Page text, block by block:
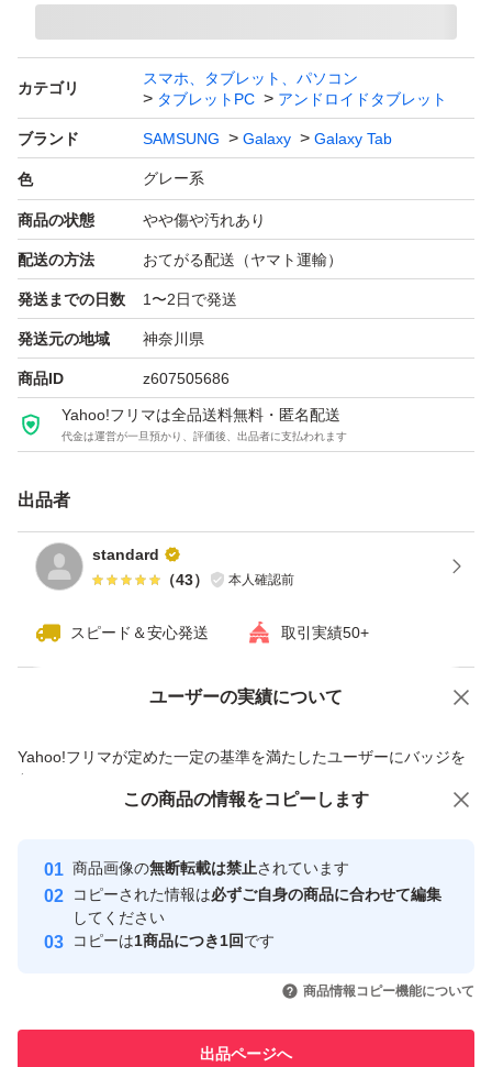
OS：Android 14
ROM：64GB
外部ストレージ：microSDXC
Samsung Galaxy Tab A7 Lite 8.7インチ T220 Wifi版 64GB
グレー (4GB RAM) - 海外版
カテゴリ
スマホ、タブレット、パソコン
タブレットPC
アンドロイドタブレット
ブランド SAMSUNG Galaxy Galaxy Tab
色 グレー系
商品の状態 やや傷や汚れあり
配送の方法 おてがる配送（ヤマト運輸）
発送までの日数 1〜2日で発送
発送元の地域 神奈川県
商品ID z607505686
Yahoo!フリマは全品送料無料・匿名配送
代金は運営が一旦預かり、評価後、出品者に支払われます
出品者
standard
（43） 本人確認前
スピード＆安心発送 取引実績50+
ユーザーの実績について
Yahoo!フリマが定めた一定の基準を満たしたユーザーにバッジを
付与しています
安心取引出品者
心・安全なユーザーです
取引実績
引を完了させた実績があります
での取引実績があります
価格の相談 商品への質問
この商品の情報をコピーします
商品画像の無断転載は禁止されています
コピーされた情報は必ずご自身の商品に合わせて編集
してください
コピーは1商品につき1回です
商品情報コピー機能について
出品ページへ
この商品をみている人にオススメ